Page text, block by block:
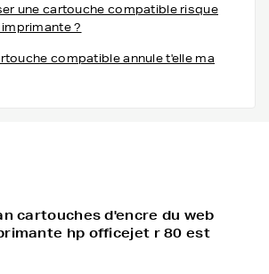
une cartouche compatible risque
?
compatible annule t'elle ma
cartouches d'encre du web
hp officejet r 80 est